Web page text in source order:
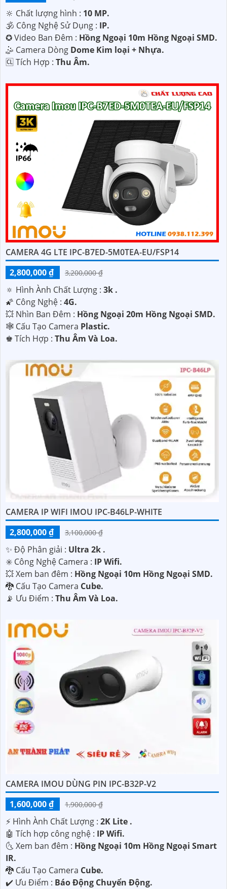
🔆 Chất lượng hình : 10 MP.
🕉️ Công Nghệ Sử Dụng : IP.
✪ Video Ban Đêm : Hồng Ngoại 10m Hồng Ngoại SMD.
🤹 Camera Dòng Dome Kim loại + Nhựa.
️🆑 Tích Hợp : Thu Âm.
CAMERA 4G LTE IPC-B7ED-5M0TEA-EU/FSP14
2,800,000 ₫
3,200,000 ₫
🔅 Hình Ành Chất Lượng : 3k .
🌠 Công Nghệ : 4G.
💥 Nhìn Ban Đêm : Hồng Ngoại 20m Hồng Ngoại SMD.
🕸️ Cấu Tạo Camera Plastic.
️♚ Tích Hợp : Thu Âm Và Loa.
CAMERA IP WIFI IMOU IPC-B46LP-WHITE
2,800,000 ₫
3,100,000 ₫
✨ Độ Phân giải : Ultra 2k .
✳️ Công Nghệ Camera : IP Wifi.
💥 Xem ban đêm : Hồng Ngoại 10m Hồng Ngoại SMD.
🐉️ Cấu Tạo Camera Cube.
️📡 Ưu Điểm : Thu Âm Và Loa.
CAMERA IMOU DÙNG PIN IPC-B32P-V2
1,600,000 ₫
1,900,000 ₫
️⚡ Hình Ành Chất Lượng : 2K Lite .
🤖️ Tích hợp công nghệ : IP Wifi.
🌜 Xem ban đêm : Hồng Ngoại 10m Hồng Ngoại Smart
IR.
🐉️ Cấu Tạo Camera Cube.
️✔️ Ưu Điểm : Báo Động Chuyển Động.